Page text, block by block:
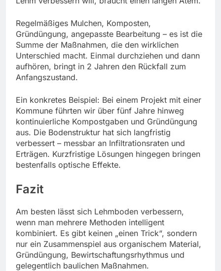
Regelmäßiges Mulchen, Komposten,
Gründüngung, angepasste Bearbeitung – es ist die
Summe der Maßnahmen, die den wirklichen
Unterschied macht. Einmal durchziehen und dann
aufhören, bringt in 2 Jahren den Rückfall zum
Anfangszustand.
Ein konkretes Beispiel: Bei einem Projekt mit einer
Kommune führten wir über fünf Jahre hinweg
kontinuierliche Kompostgaben und Gründüngung
aus. Die Bodenstruktur hat sich langfristig
verbessert – messbar an Infiltrationsraten und
Erträgen. Kurzfristige Lösungen hingegen bringen
bestenfalls optische Effekte.
Fazit
Am besten lässt sich Lehmboden verbessern,
wenn man mehrere Methoden intelligent
kombiniert. Es gibt keinen „einen Trick“, sondern
nur ein Zusammenspiel aus organischem Material,
Gründüngung, Bewirtschaftungsrhythmus und
gelegentlich baulichen Maßnahmen.